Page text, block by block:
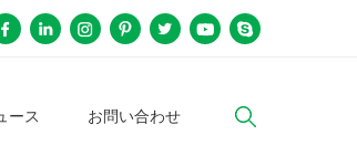
ース お問い合わせ